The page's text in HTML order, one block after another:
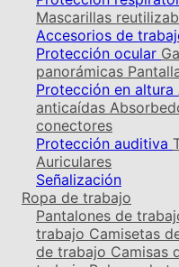
Mascarillas
Accesorios de
Protección ocular
panorámicas
Protección en altura
anticaídas
conectores
Protección auditiva
Auriculares
Señalización
Ropa de trabajo
Pantalones de
trabajo Camisetas
de trabajo Camisas